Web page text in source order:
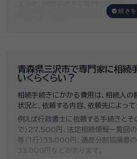
よって、相続手続きを専門に行ってい
ある士業を選ぶことが、スムーズで
青森県三沢市で専門家に相続
いくらくらい？
相続手続きにかかる費用は、相続人
状況と、依頼する内容、依頼先によって
例えば行政書士に依頼する手続きとそ
で）27,500円、法定相続情報一覧図
等（1行）33,000円、遺産分割協議
33,000円などがあります。